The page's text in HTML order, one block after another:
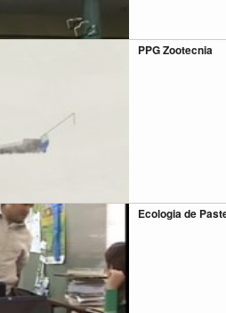
PPG Zootecnia
Ecologia de